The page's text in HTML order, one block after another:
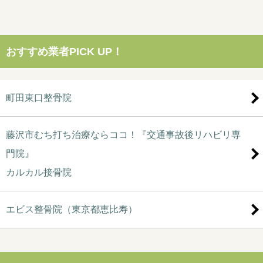
おすすめ業者PICK UP！
町田東口整骨院
藤沢市むち打ち治療ならココ！『交通事故後リハビリ専
門院』
カルカル接骨院
エビス整骨院（東京都恵比寿）